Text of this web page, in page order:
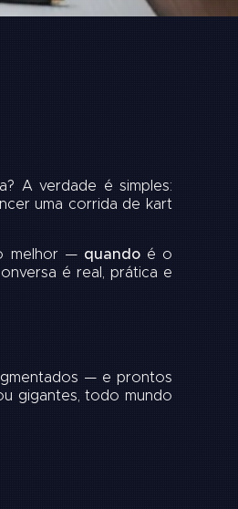
A verdade é simples:
uma corrida de kart
melhor — quandoé o
é real, prática e
— e prontos
gigantes, todo mundo